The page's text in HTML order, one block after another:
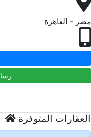
مصر - القاهرة
العقارات المتوفرة